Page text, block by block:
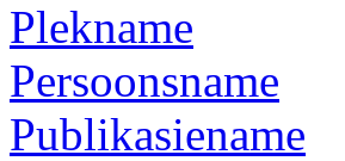
Plekname
Persoonsname
Publikasiename